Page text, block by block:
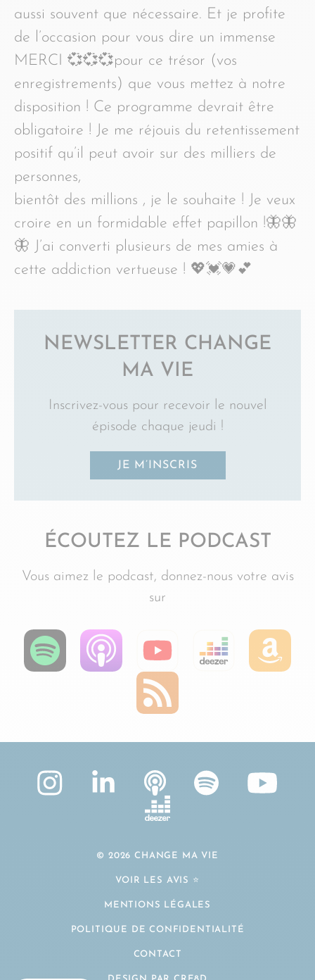
aussi souvent que nécessaire. Et je profite
de l’occasion pour vous dire un immense
MERCI 💞💞💞pour ce trésor (vos
enregistrements) que vous mettez à notre
disposition ! Ce programme devrait être
obligatoire ! Je me réjouis du retentissement
positif qu’il peut avoir sur des milliers de
personnes,
bientôt des millions , je le souhaite ! Je veux
croire en un formidable effet papillon !🦋🦋
🦋 J’ai converti plusieurs de mes amies à
cette addiction vertueuse ! 💖💓💗💕
NEWSLETTER CHANGE
MA VIE
Inscrivez-vous pour recevoir le nouvel
épisode chaque jeudi !
JE M’INSCRIS
ÉCOUTEZ LE PODCAST
Vous aimez le podcast, donnez-nous votre avis
sur
© 2026 CHANGE MA VIE
VOIR LES AVIS ⭐️
MENTIONS LÉGALES
POLITIQUE DE CONFIDENTIALITÉ
CONTACT